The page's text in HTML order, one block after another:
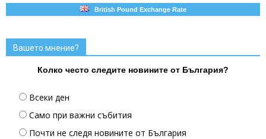
British Pound Exchange Rate
Вашето мнение?
Колко често следите новините от България?
Всеки ден
Само при важни събития
Почти не следя новините от България